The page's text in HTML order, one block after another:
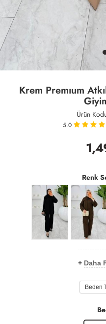
Krem Premıum
Ürün
5.0
Renk
+ Daha
Beden